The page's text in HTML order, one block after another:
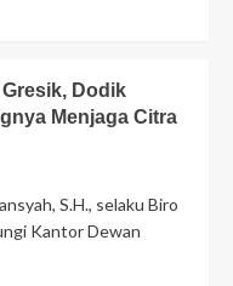
Dodik
Menjaga Citra
S.H., selaku Biro
Kantor Dewan